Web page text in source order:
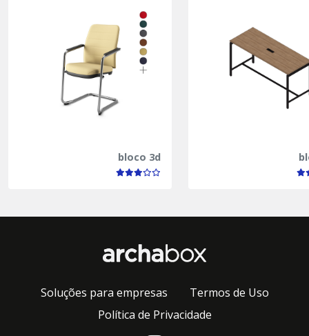
bloco 3d
Soluções para empresas
Termos de Uso
Política de Privacidade